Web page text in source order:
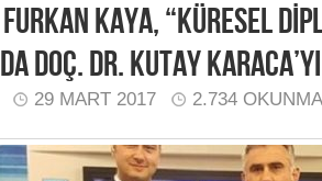
KAYA, “KÜRESEL
DOÇ. DR. KUTAY
29 MART 2017 2.734 OKUNMA